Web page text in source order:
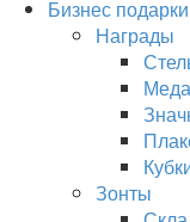
Бизнес подарки
Награды
Зонты